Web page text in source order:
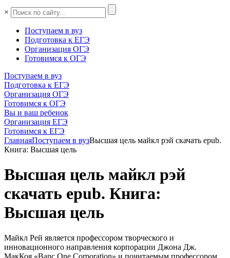
×
Поступаем в вуз
Подготовка к ЕГЭ
Организация ОГЭ
Готовимся к ОГЭ
Поступаем в вуз
Подготовка к ЕГЭ
Организация ОГЭ
Готовимся к ОГЭ
Вы и ваш ребенок
Организация ЕГЭ
Готовимся к ЕГЭ
ГлавнаяПоступаем в вузВысшая цель майкл рэй скачать epub.
Книга: Высшая цель
Высшая цель майкл рэй
скачать epub. Книга:
Высшая цель
Майкл Рей является профессором творческого и
инновационного направления корпорации Джона Дж.
МакКоя «Banc One Corporation» и почитаемым профессором